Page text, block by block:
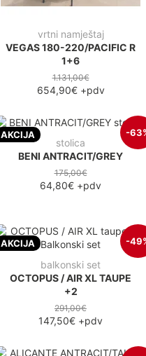
vrtni namještaj
VEGAS 180-220/PACIFIC R
1+6
1.131,00€
654,90€+pdv
AKCIJA -
stolica
BENI ANTRACIT/GREY
175,00€
64,80€ +pdv
AKCIJA -
balkonski set
OCTOPUS / AIR XL TAUPE
+2
291,00€
147,50€ +pdv